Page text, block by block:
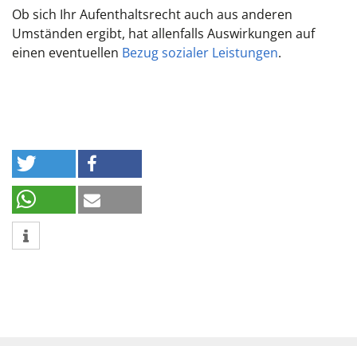
Ob sich Ihr Aufenthaltsrecht auch aus anderen
Umständen ergibt, hat allenfalls Auswirkungen auf
einen eventuellen Bezug sozialer Leistungen.